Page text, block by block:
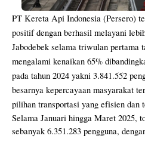
PT Kereta Api Indonesia (Persero)
positif dengan berhasil melayani
Jabodebek selama triwulan pertama
mengalami kenaikan 65%
pada tahun 2024 yakni 3.841.552
besarnya kepercayaan masyarakat
pilihan transportasi yang efisien dan
Selama Januari hingga Maret 2025,
sebanyak 6.351.283 pengguna,